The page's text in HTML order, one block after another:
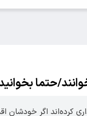
حتما
کرده‌اند اگر خودشان